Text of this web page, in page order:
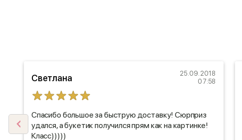
Светлана
25.09.2018
07:58
Спасибо большое за быструю доставку! Сюрприз
удался, а букетик получился прям как на картинке!
Класс)))))